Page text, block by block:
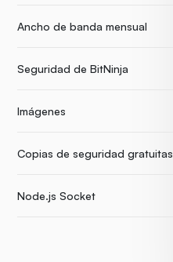
Ancho de banda mensual
Seguridad de BitNinja
Imágenes
Copias de seguridad gratuitas
Node.js Socket